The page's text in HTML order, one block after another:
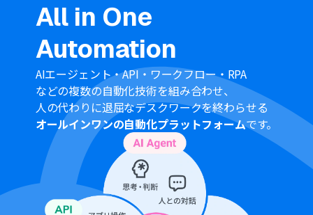
その後、データベース内の各項目にフォームから取得した
値を紐付けることができます。
■注意事項
Google WorkspaceとkintoneのそれぞれとYoomを連携
してください。
Google Workspaceはチームプラン・サクセスプランでの
みご利用いただけるアプリとなっております。
フリープラン・ミニプランの場合は設定しているフローボ
ットのオペレーションやデータコネクトはエラーとなり
ますので、ご注意ください。
チームプランやサクセスプランなどの有料プランは、2週
間の無料トライアルを行うことが可能です。
無料トライアル中には制限対象のアプリを使用すること
ができます。
All in One
Automation
AIエージェント・API・ワークフロー・RPA
などの複数の自動化技術を組み合わせ、
人の代わりに退屈なデスクワークを終わらせる
オールインワンの自動化プラットフォームです。